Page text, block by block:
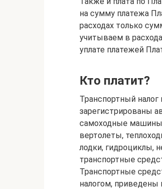
на сумму платежа
расходах только
учитываем в
уплате платежей
Кто платит?
Транспортный
зарегистрированы
самоходные машины
вертолеты,
лодки, гидроциклы,
транспортные
Транспортные
налогом, приведены